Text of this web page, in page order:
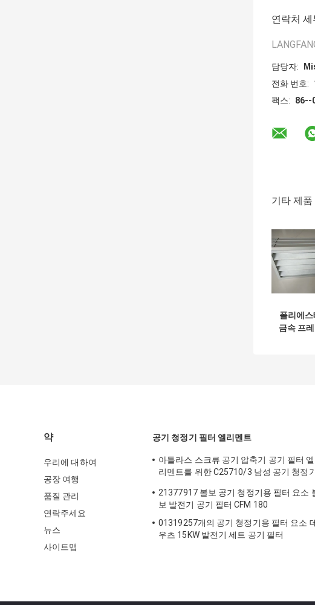
연락처
담당자:
전화 번호:
팩스:
86--
기타 제품
폴리에
금속 프
약
우리에 대하여
공장 여행
품질 관리
연락주세요
뉴스
사이트맵
공기 청정기 필터 엘리멘트
아틀라스 스크류 공기 압축기 공기 필터 엘
리멘트를 위한 C25710/3 남성 공기 청정
21377917 볼보 공기 청정기용 필터 요소
보 발전기 공기 필터 CFM 180
01319257개의 공기 청정기용 필터 요소
우츠 15KW 발전기 세트 공기 필터